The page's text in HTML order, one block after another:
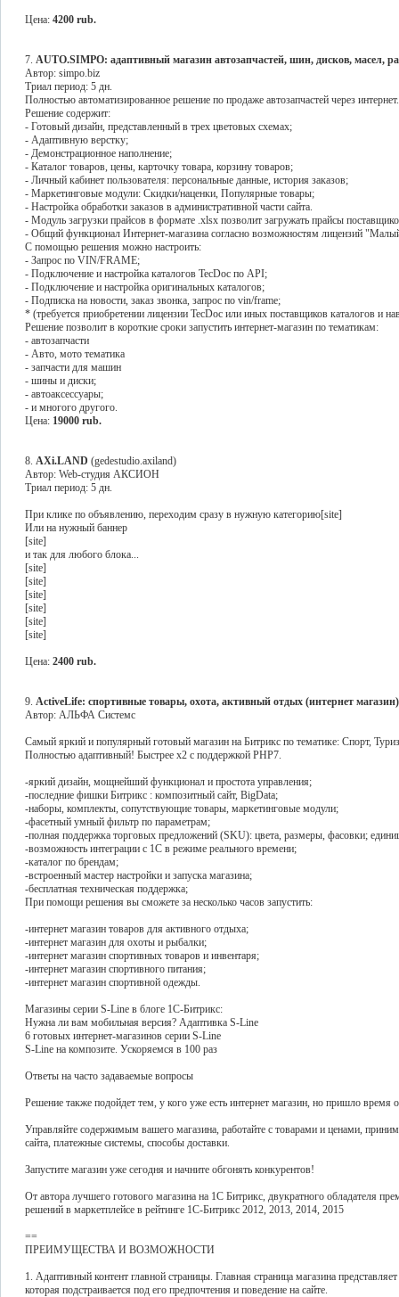
Цена: 4200 rub.
7. AUTO.SIMPO: адаптивный магазин автозапчастей, шин, дисков, масел,
Автор: simpo.biz
Триал период: 5 дн.
Полностью автоматизированное решение по продаже автозапчастей через
Решение содержит:
- Готовый дизайн, представленный в трех цветовых схемах;
- Адаптивную верстку;
- Демонстрационное наполнение;
- Каталог товаров, цены, карточку товара, корзину товаров;
- Личный кабинет пользователя: персональные данные, история заказов;
- Маркетинговые модули: Скидки/наценки, Популярные товары;
- Настройка обработки заказов в административной части сайта.
- Модуль загрузки прайсов в формате .xlsx позволит загружать прайсы
- Общий функционал Интернет-магазина согласно возможностям лицензий
С помощью решения можно настроить:
- Запрос по VIN/FRAME;
- Подключение и настройка каталогов TecDoc по API;
- Подключение и настройка оригинальных каталогов;
- Подписка на новости, заказ звонка, запрос по vin/frame;
* (требуется приобретении лицензии TecDoc или иных поставщиков каталогов и
Решение позволит в короткие сроки запустить интернет-магазин по тематикам:
- автозапчасти
- Авто, мото тематика
- запчасти для машин
- шины и диски;
- автоаксессуары;
- и многого другого.
Цена: 19000 rub.
8. AXi.LAND (gedestudio.axiland)
Автор: Web-студия АКСИОН
Триал период: 5 дн.
При клике по объявлению, переходим сразу в нужную категорию[site]
Или на нужный баннер
[site]
и так для любого блока...
[site]
[site]
[site]
[site]
[site]
[site]
Цена: 2400 rub.
9. ActiveLife: cпортивные товары, охота, активный отдых (интернет магазин)
Автор: АЛЬФА Системс
Cамый яркий и популярный готовый магазин на Битрикс по тематике: Спорт,
Полностью адаптивный! Быстрее x2 c поддержкой PHP7.
-яркий дизайн, мощнейший функционал и простота управления;
-последние фишки Битрикс : композитный сайт, BigData;
-наборы, комплекты, сопутствующие товары, маркетинговые модули;
-фасетный умный фильтр по параметрам;
-полная поддержка торговых предложений (SKU): цвета, размеры, фасовки;
-возможность интеграции с 1С в режиме реального времени;
-каталог по брендам;
-встроенный мастер настройки и запуска магазина;
-бесплатная техническая поддержка;
При помощи решения вы сможете за несколько часов запустить:
-интернет магазин товаров для активного отдыха;
-интернет магазин для охоты и рыбалки;
-интернет магазин спортивных товаров и инвентаря;
-интернет магазин спортивного питания;
-интернет магазин спортивной одежды.
Магазины серии S-Line в блоге 1С-Битрикс:
Нужна ли вам мобильная версия? Адаптивка S-Line
6 готовых интернет-магазинов серии S-Line
S-Line на композите. Ускоряемся в 100 раз
Ответы на часто задаваемые вопросы
Решение также подойдет тем, у кого уже есть интернет магазин, но пришло
Управляйте содержимым вашего магазина, работайте с товарами и ценами,
сайта, платежные системы, способы доставки.
Запустите магазин уже сегодня и начните обгонять конкурентов!
От автора лучшего готового магазина на 1С Битрикс, двукратного обладателя
решений в маркетплейсе в рейтинге 1С-Битрикс 2012, 2013, 2014, 2015
==
ПРЕИМУЩЕСТВА И ВОЗМОЖНОСТИ
1. Адаптивный контент главной страницы. Главная страница магазина
которая подстраивается под его предпочтения и поведение на сайте.